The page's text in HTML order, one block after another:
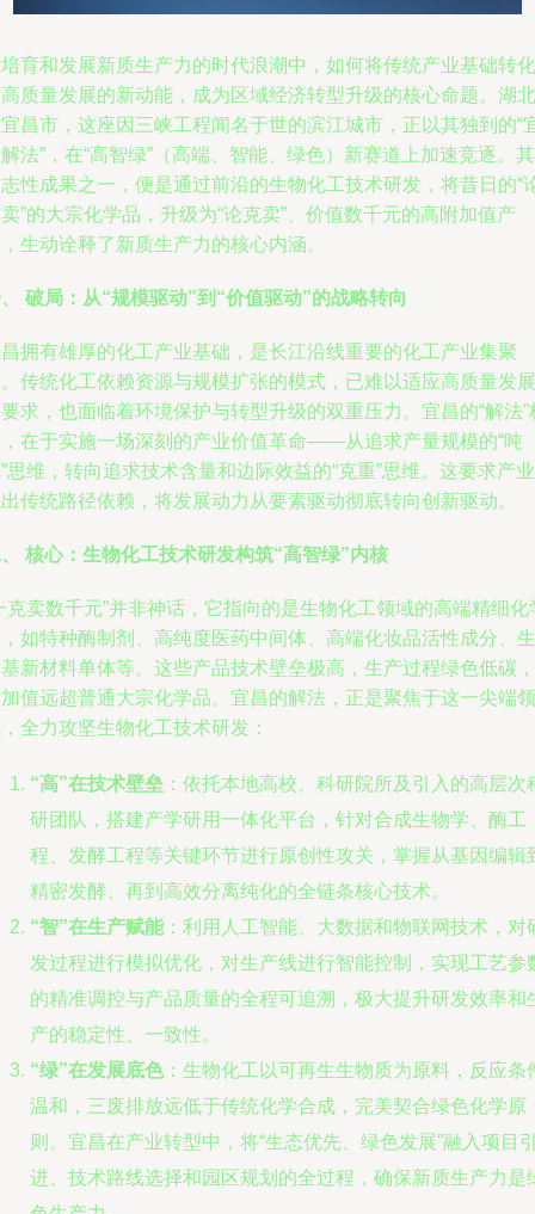
育和发展新质生产力的时代浪潮中，如何将传统产业基础转化
质量发展的新动能，成为区域经济转型升级的核心命题。湖北
昌市，这座因三峡工程闻名于世的滨江城市，正以其独到的“
法”，在“高智绿”（高端、智能、绿色）新赛道上加速竞逐。其
性成果之一，便是通过前沿的生物化工技术研发，将昔日的“
”的大宗化学品，升级为“论克卖”、价值数千元的高附加值产
生动诠释了新质生产力的核心内涵。
破局：从“规模驱动”到“价值驱动”的战略转向
拥有雄厚的化工产业基础，是长江沿线重要的化工产业集聚
传统化工依赖资源与规模扩张的模式，已难以适应高质量发展
求，也面临着环境保护与转型升级的双重压力。宜昌的“解法”
在于实施一场深刻的产业价值革命——从追求产量规模的“吨
思维，转向追求技术含量和边际效益的“克重”思维。这要求产业
传统路径依赖，将发展动力从要素驱动彻底转向创新驱动。
核心：生物化工技术研发构筑“高智绿”内核
克卖数千元”并非神话，它指向的是生物化工领域的高端精细化
如特种酶制剂、高纯度医药中间体、高端化妆品活性成分、生
新材料单体等。这些产品技术壁垒极高，生产过程绿色低碳，
值远超普通大宗化学品。宜昌的解法，正是聚焦于这一尖端领
全力攻坚生物化工技术研发：
“高”在技术壁垒 ：依托本地高校、科研院所及引入的高层次
研团队，搭建产学研用一体化平台，针对合成生物学、酶工
程、发酵工程等关键环节进行原创性攻关，掌握从基因编辑
精密发酵、再到高效分离纯化的全链条核心技术。
“智”在生产赋能 ：利用人工智能、大数据和物联网技术，对
发过程进行模拟优化，对生产线进行智能控制，实现工艺参
的精准调控与产品质量的全程可追溯，极大提升研发效率和
产的稳定性、一致性。
“绿”在发展底色：生物化工以可再生生物质为原料，反应条
温和，三废排放远低于传统化学合成，完美契合绿色化学原
则。宜昌在产业转型中，将“生态优先、绿色发展”融入项目
进、技术路线选择和园区规划的全过程，确保新质生产力是